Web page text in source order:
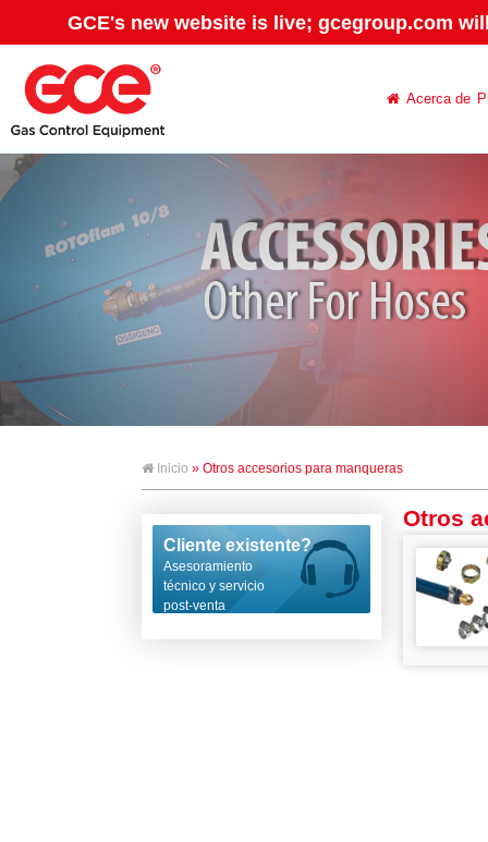
GCE's new website is live; gcegroup.com
Acerca de
Inicio » Otros accesorios para manqueras
Cliente existente?
Asesoramiento
técnico y servicio
post-venta
Otros